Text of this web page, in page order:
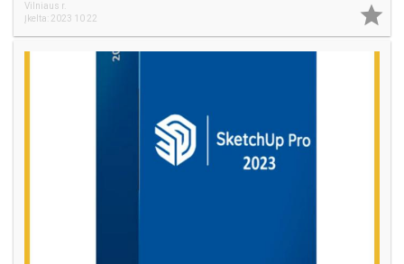
Vilniaus r.
Įkelta: 2023 10 22
